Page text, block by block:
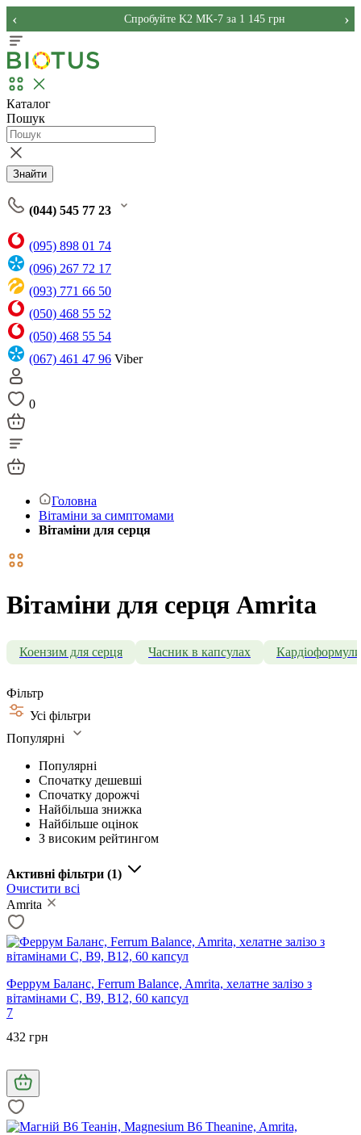
Спробуйте K2 MK-7 за 1 145 грн
‹ ›
Каталог
Пошук
Знайти
(044) 545 77 23
(095) 898 01 74
(096) 267 72 17
(093) 771 66 50
(050) 468 55 52
(050) 468 55 54
(067) 461 47 96 Viber
0
Головна
Вітаміни за симптомами
Вітаміни для серця
Вітаміни для серця Amrita
Коензим для серця Часник в капсулах Кардіоформули
Фільтр
Усі фільтри
Популярні
Популярні
Спочатку дешевші
Спочатку дорожчі
Найбільша знижка
Найбільше оцінок
З високим рейтингом
Активні фільтри (1)
Очистити всі
Amrita
Феррум Баланс, Ferrum Balance, Amrita, хелатне залізо з
вітамінами С, В9, В12, 60 капсул
7
432 грн